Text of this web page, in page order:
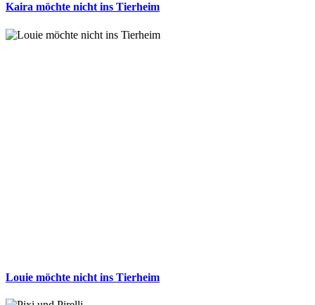
Kaira möchte nicht ins Tierheim
Louie möchte nicht ins Tierheim